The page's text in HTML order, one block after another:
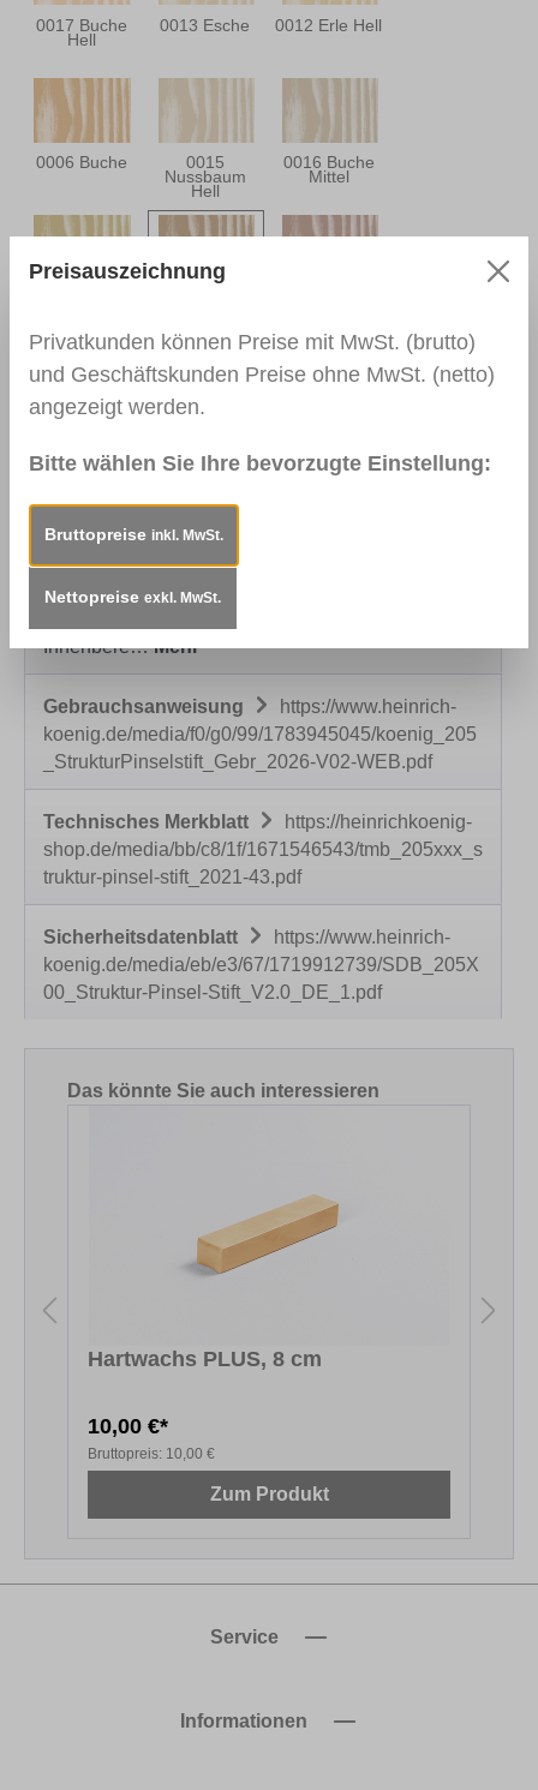
0017 Buche
Hell
0013 Esche 0012 Erle Hell
0006 Buche 0015
Nussbaum
Hell
0016 Buche
Mittel
Grünlich
Beschreibung
Einsatzbereiche:Zum farblichen
(lasierend) Nachziehen fehlender Holzmaserung
Innenbere…Mehr
Gebrauchsanweisung
https://www.heinrich-
koenig.de/media/f0/g0/99/1783945045/koenig_205
_StrukturPinselstift_Gebr_2026-V02-WEB.pdf
Technisches Merkblatt
https://heinrichkoenig-
shop.de/media/bb/c8/1f/1671546543/tmb_205xxx_s
truktur-pinsel-stift_2021-43.pdf
Sicherheitsdatenblatt
https://www.heinrich-
koenig.de/media/eb/e3/67/1719912739/SDB_205X
00_Struktur-Pinsel-Stift_V2.0_DE_1.pdf
Produktgalerie überspringen
Das könnte Sie auch interessieren
Hartwachs PLUS, 8 cm
10,00 €*
Bruttopreis: 10,00 €
Zum Produkt
Service
Informationen
Preisauszeichnung
Privatkunden können Preise mit MwSt. (brutto)
und Geschäftskunden Preise ohne MwSt. (netto)
angezeigt werden.
Bitte wählen Sie Ihre bevorzugte Einstellung:
Bruttopreise inkl. MwSt.
Nettopreise exkl. MwSt.